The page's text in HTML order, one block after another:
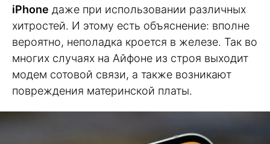
iPhone даже при использовании различных
хитростей. И этому есть объяснение: вполне
вероятно, неполадка кроется в железе. Так во
многих случаях на Айфоне из строя выходит
модем сотовой связи, а также возникают
повреждения материнской платы.